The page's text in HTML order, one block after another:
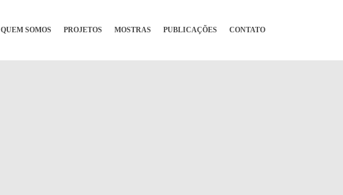
QUEM SOMOS PROJETOS MOSTRAS PUBLICAÇÕES CONTATO